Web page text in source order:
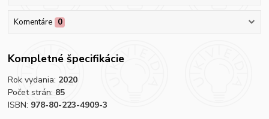
Komentáre 0
Kompletné špecifikácie
Rok vydania: 2020
Počet strán: 85
ISBN: 978-80-223-4909-3